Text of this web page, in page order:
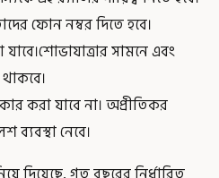
ফোন নম্বর দিতে হবে।
যাবে।শোভাযাত্রার সামনে এবং
করা যাবে না। অপ্রীতিকর
ব্যবস্থা নেবে।